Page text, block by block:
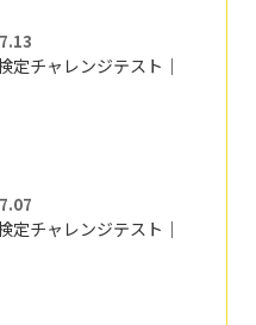
定チャレンジテスト｜
定チャレンジテスト｜